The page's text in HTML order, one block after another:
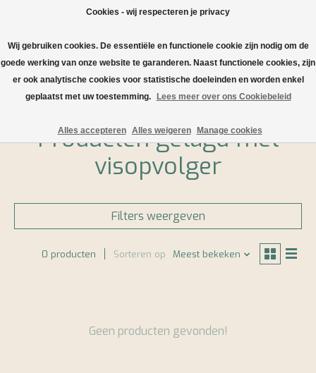
Verlanglijst
Home / Tags / visopvolger
Producten getagd met
visopvolger
Filters weergeven
0 producten Sorteren op Meest bekeken
Geen producten gevonden!
Cookies - wij respecteren je privacy
Wij gebruiken cookies. De essentiële en functionele cookie zijn nodig om de
goede werking van onze website te garanderen. Naast functionele cookies, zijn
er ook analytische cookies voor statistische doeleinden en worden enkel
geplaatst met uw toestemming.
Lees meer over ons Cookiebeleid
Alles accepteren Alles weigeren Manage cookies